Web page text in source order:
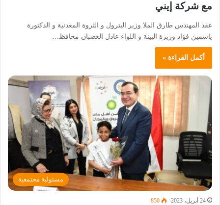
مع شركة إيني
عقد المهندس طارق الملا وزير البترول و الثروة المعدنية و الدكتورة
ياسمين فؤاد وزيرة البيئة و اللواء عادل الغضبان محافظ…
أكمل القراءة »
مسئولية مجتمعية
24 أبريل، 2023 850